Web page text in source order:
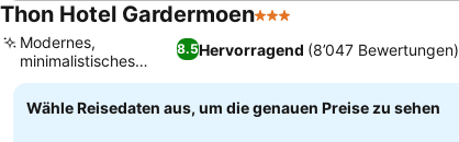
Thon Hotel Gardermoen3 Sterne
8.5Hervorragend (8’047 Bewertungen)
Modernes,
minimalistisches
Innendesign
Wähle Reisedaten aus, um die genauen Preise zu sehen